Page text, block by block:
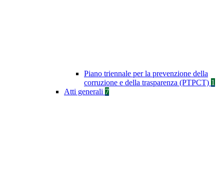
Piano triennale per la prevenzione della
corruzione e della trasparenza (PTPCT) 1
Atti generali 7